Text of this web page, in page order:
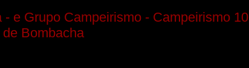
- e Grupo Campeirismo - Campeirismo 10
Bombacha